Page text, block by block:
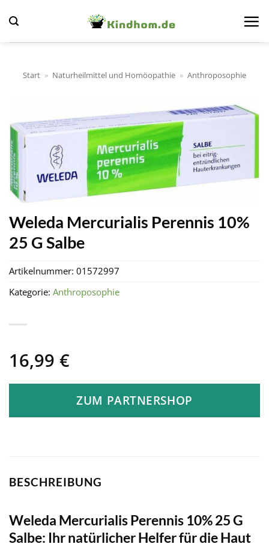
Inhalt
springen
Start » Naturheilmittel und Homöopathie » Anthroposophie
Weleda Mercurialis Perennis 10%
25 G Salbe
16,99 €
ZUM PARTNERSHOP
Artikelnummer: 01572997
Kategorie: Anthroposophie
BESCHREIBUNG
Weleda Mercurialis Perennis 10% 25 G
Salbe: Ihr natürlicher Helfer für die Haut